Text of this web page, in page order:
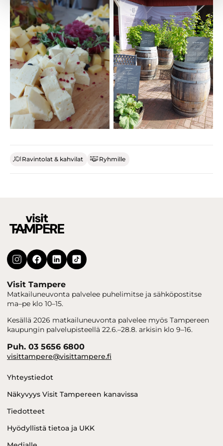
Ravintolat & kahvilat Ryhmille
Visit Tampere
Matkailuneuvonta palvelee puhelimitse ja sähköpostitse
ma–pe klo 10–15.
Kesällä 2026 matkailuneuvonta palvelee myös Tampereen
kaupungin palvelupisteellä 22.6.–28.8. arkisin klo 9–16.
Puh. 03 5656 6800
visittampere@visittampere.fi
Yhteystiedot
Näkyvyys Visit Tampereen kanavissa
Tiedotteet
Hyödyllistä tietoa ja UKK